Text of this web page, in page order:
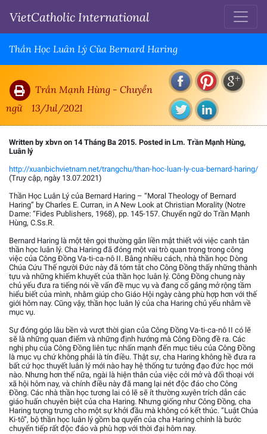
VietCatholic International
Thần Học Luân Lý Của Bernard Haring
Trần Mạnh Hùng - Chuyển
ngữ
13/Jul/2021
Written by xbvn on 14 Tháng Ba 2015. Posted in Lm. Trần Mạnh Hùng,
Luân lý
http://xuanbichvietnam.net/trangchu/than-hoc-luan-ly-cua-bernard-haring/
(Truy cập, ngày 13.07.2021)
Thần Học Luân Lý của Bernard Haring – “Moral Theology of Bernard
Haring” by Charles E. Curran, in A New Look at Christian Morality (Notre
Dame: “Fides Publishers, 1968), pp. 145-157. Chuyển ngữ do Trần Mạnh
Hùng, C.Ss.R.
Bernard Haring là một tên gọi thường gắn liền mật thiết với việc canh tân
thần học luân lý. Cha Haring đã đóng một vai trò quan trọng trong công
việc của Công Đồng Va-ti-ca-nô II. Bằng nhiều cách, nhà thần học Dòng
Chúa Cứu Thế người Đức này đã tóm tắt cho Công Đồng thấy những thành
tựu và những khiếm khuyết của thần học luân lý. Công Đồng chung này
chủ yếu đưa ra tiếng nói về vấn đề mục vụ và đang cố gắng mở rộng tầm
hiểu biết của mình, nhằm giúp cho Giáo Hội ngày càng phù hợp hơn với thế
giới hôm nay. Cũng vậy, thần học luân lý của cha Haring chủ yếu nhằm về
mục vụ.
Sự đóng góp lâu bền và vượt thời gian của Công Đồng Va-ti-ca-nô II có lẽ
sẽ là những quan điểm và những định hướng mà Công Đồng đề ra. Các
nghị phụ của Công Đồng liên tục nhấn mạnh đến mục tiêu của Công Đồng
là mục vụ chứ không phải là tín điều. Thật sự, cha Haring không hề đưa ra
bất cứ học thuyết luân lý mới nào hay hệ thống tư tưởng đạo đức học mới
nào. Nhưng hơn thế nữa, ngài là hiện thân của việc cởi mở và đối thoại với
xã hội hôm nay, và chính điều này đã mang lại nét độc đáo cho Công
Đồng. Các nhà thần học tương lai có lẽ sẽ ít thường xuyên trích dẫn các
giáo huấn chuyên biệt của cha Haring. Nhưng giống như Công Đồng, cha
Haring tượng trưng cho một sự khởi đầu mà không có kết thúc. “Luật Chúa
Ki-tô”, bộ thần học luân lý gồm ba quyển của cha Haring chính là bước
chuyển tiếp rất độc đáo và phù hợp với thời đại hôm nay.